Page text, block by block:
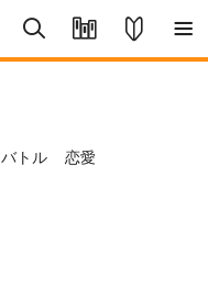
バトル 恋愛